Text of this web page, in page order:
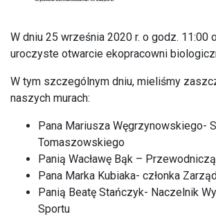
W dniu 25 września 2020 r. o godz. 11:00
uroczyste otwarcie ekopracowni
W tym szczególnym dniu, mieliśmy
naszych murach:
Pana Mariusza Węgrzynowskiego-
Tomaszowskiego
Panią Wacławę Bąk –
Pana Marka Kubiaka- członka
Panią Beatę Stańczyk- Naczelnik
Sportu